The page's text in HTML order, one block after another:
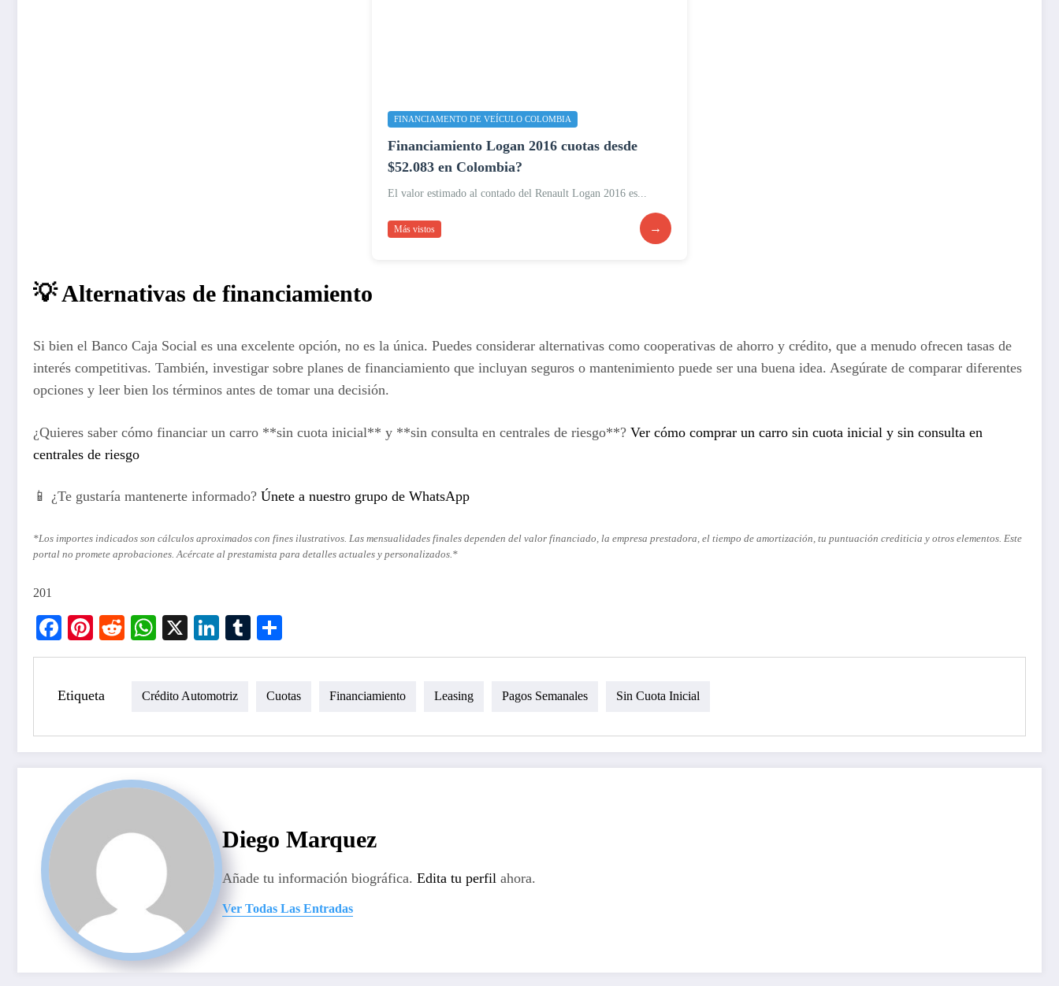
FINANCIAMENTO DE VEÍCULO COLOMBIA
Financiamiento Logan 2016 cuotas desde
$52.083 en Colombia?
El valor estimado al contado del Renault Logan 2016 es...
Más vistos →
💡 Alternativas de financiamiento
Si bien el Banco Caja Social es una excelente opción, no es la única. Puedes considerar alternativas como cooperativas de ahorro y crédito, que a menudo ofrecen tasas de
interés competitivas. También, investigar sobre planes de financiamiento que incluyan seguros o mantenimiento puede ser una buena idea. Asegúrate de comparar diferentes
opciones y leer bien los términos antes de tomar una decisión.
¿Quieres saber cómo financiar un carro **sin cuota inicial** y **sin consulta en centrales de riesgo**? Ver cómo comprar un carro sin cuota inicial y sin consulta en
centrales de riesgo
📱 ¿Te gustaría mantenerte informado? Únete a nuestro grupo de WhatsApp
*Los importes indicados son cálculos aproximados con fines ilustrativos. Las mensualidades finales dependen del valor financiado, la empresa prestadora, el tiempo de amortización, tu puntuación crediticia y otros elementos. Este
portal no promete aprobaciones. Acércate al prestamista para detalles actuales y personalizados.*
201
Facebook
Pinterest
RedditWhatsApp
X LinkedIn
Tumblr
Etiqueta Crédito Automotriz Cuotas Financiamiento Leasing Pagos Semanales Sin Cuota Inicial
Diego Marquez
Añade tu información biográfica. Edita tu perfil ahora.
Ver Todas Las Entradas